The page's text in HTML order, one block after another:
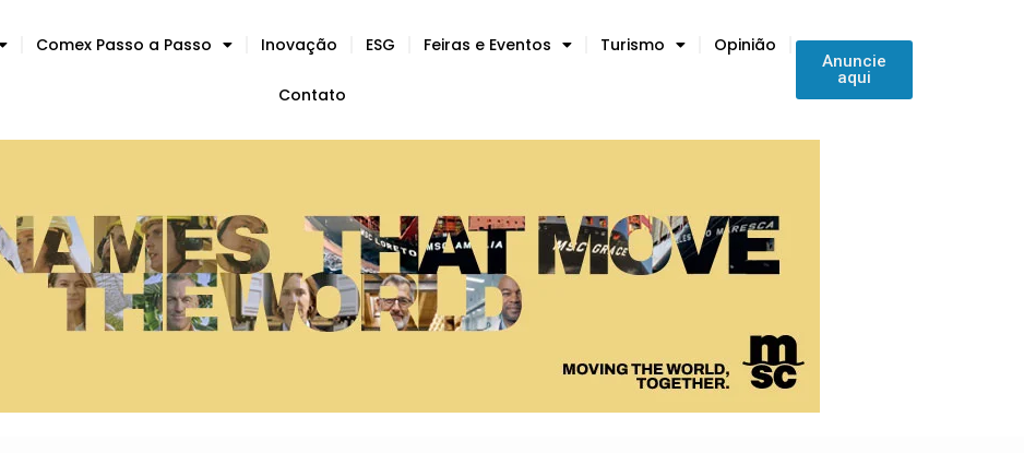
Comex Passo a Passo Inovação ESG Feiras e Eventos Turismo Opinião
Contato
Anuncie
aqui